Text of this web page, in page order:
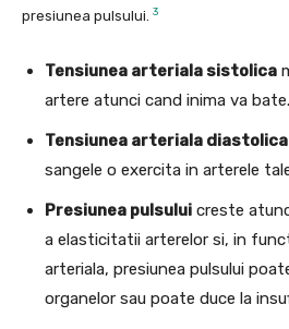
presiunea pulsului.
3
Tensiunea arteriala sistolica
artere atunci cand inima va bate.
Tensiunea arteriala diastolica
sangele o exercita in arterele
Presiunea pulsului creste
a elasticitatii arterelor si, in
arteriala, presiunea pulsului
organelor sau poate duce la